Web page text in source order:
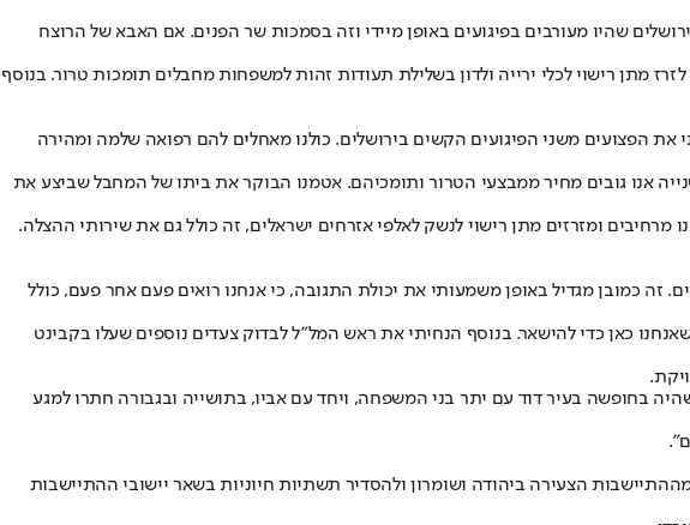
שהיו מעורבים בפיגועים באופן מיידי וזה בסמכות שר הפנים. אם האבא של הרוצח
מתן רישוי לכלי ירייה ולדון בשלילת תעודות זהות למשפחות מחבלים תומכות טרור. בנוסף
הפצועים משני הפיגועים הקשים בירושלים. כולנו מאחלים להם רפואה שלמה ומהירה
אנו גובים מחיר ממבצעי הטרור ותומכיהם. אטמנו הבוקר את ביתו של המחבל שביצע את
ומזרזים מתן רישוי לנשק לאלפי אזרחים ישראלים, זה כולל גם את שירותי ההצלה.
חמושים. זה כמובן מגדיל באופן משמעותי את יכולת התגובה, כי אנחנו רואים פעם אחר פעם, כולל
כאן כדי להישאר. בנוסף הנחיתי את ראש המל"ל לבדוק צעדים נוספים שעלו בקבינט
בחופשה בעיר דוד עם יתר בני המשפחה, ויחד עם אביו, בתושייה ובגבורה חתרו למגע
הצעירה ביהודה ושומרון ולהסדיר תשתיות חיוניות בשאר יישובי ההתיישבות